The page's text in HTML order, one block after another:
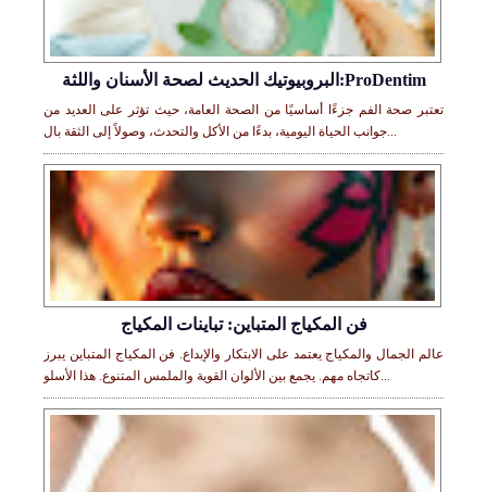
البروبيوتيك الحديث لصحة الأسنان واللثة:ProDentim
تعتبر صحة الفم جزءًا أساسيًا من الصحة العامة، حيث تؤثر على العديد من
جوانب الحياة اليومية، بدءًا من الأكل والتحدث، وصولاً إلى الثقة بال...
فن المكياج المتباين: تباينات المكياج
عالم الجمال والمكياج يعتمد على الابتكار والإبداع. فن المكياج المتباين يبرز
كاتجاه مهم. يجمع بين الألوان القوية والملمس المتنوع. هذا الأسلو...